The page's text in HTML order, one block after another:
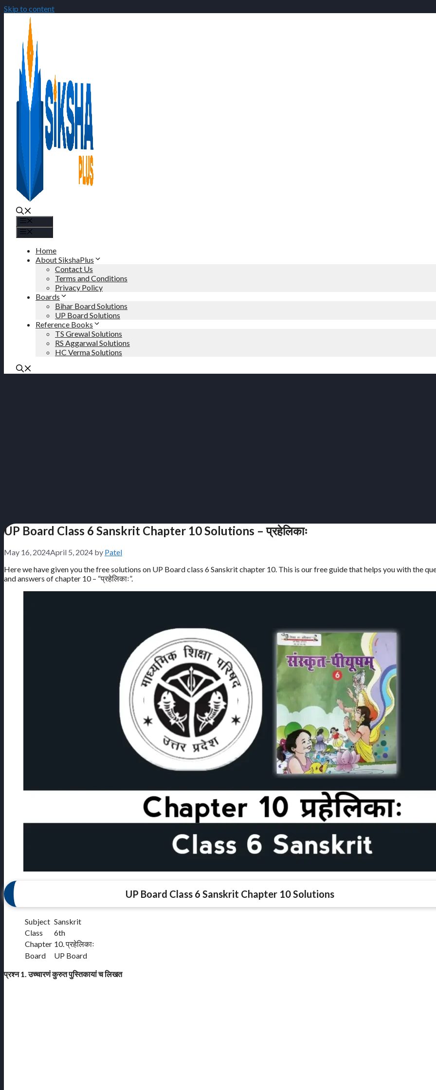
Skip to content
Home
About SikshaPlus
Contact Us
Terms and Conditions
Privacy Policy
Boards
Bihar Board Solutions
UP Board Solutions
Reference Books
TS Grewal Solutions
RS Aggarwal Solutions
HC Verma Solutions
UP Board Class 6 Sanskrit Chapter 10 Solutions – प्रहेलिकाः
May 16, 2024April 5, 2024 by Patel
Here we have given you the free solutions on UP Board class 6 Sanskrit chapter 10. This is our free guide that helps you with the
and answers of chapter 10 – “प्रहेलिकाः”.
UP Board Class 6 Sanskrit Chapter 10 Solutions
Subject Sanskrit
Class
6th
Chapter 10. प्रहेलिकाः
Board
UP Board
प्रश्न 1. उच्चारणं कुरुत पुस्तिकायां च लिखत